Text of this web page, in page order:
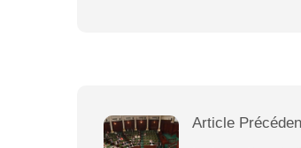
Article